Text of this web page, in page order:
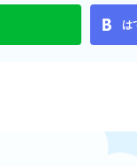
は